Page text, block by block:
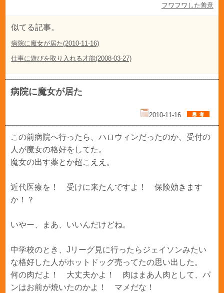
フワフワした善意
似てる記事。
病院に魔女が居た(2010-11-16)
仕事に遊びを取り入れる才能(2008-03-27)
病院に魔女が居た
2010-11-16
この前病院へ行ったら、ハロウィンだったのか、受付の
人が魔女の格好をしてた。
魔女の出す薬とか超こええ。
近代医療を！ 受けに来たんですよ！ 保険効きます
か！？
いやー、まあ、いいんだけどね。
中学校のとき、Jリーグ見に行ったらジェイソンみたい
な格好した人がホットドッグ売ってたの思い出した。
何の肉だよ！ 大丈夫かよ！ 肉はまあ人肉として、パ
ンはお前が焼いたのかよ！ マメだな！